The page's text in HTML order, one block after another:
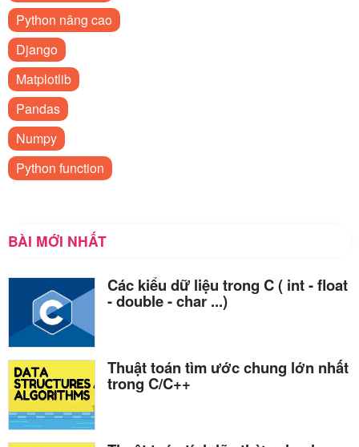
Python nâng cao
Django
Matplotlib
Pandas
Numpy
Python function
BÀI MỚI NHẤT
Các kiểu dữ liệu trong C ( int - float
- double - char ...)
Thuật toán tìm ước chung lớn nhất
trong C/C++